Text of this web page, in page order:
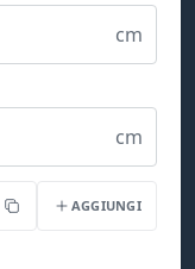
cm
cm
Copia AGGIUNGI